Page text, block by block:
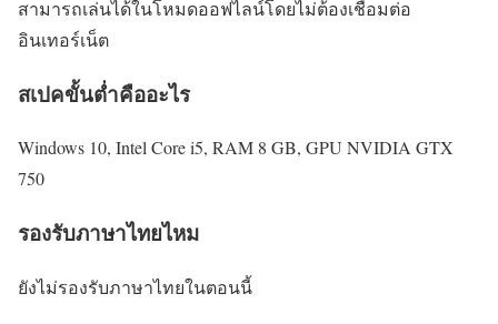
สามารถเล่นได้ในโหมดออฟไลน์โดยไม่ต้องเชื่อมต่อ
อินเทอร์เน็ต
สเปคขั้นต่ำคืออะไร
Windows 10, Intel Core i5, RAM 8 GB, GPU NVIDIA GTX
750
รองรับภาษาไทยไหม
ยังไม่รองรับภาษาไทยในตอนนี้